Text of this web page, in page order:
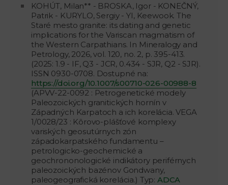
KOHÚT, Milan** - BROSKA, Igor - KONEČNÝ,
Patrik - KURYLO, Sergiy - YI, Keewook. The
Staré mesto granite: its dating and genetic
implications for the Variscan magmatism of
the Western Carpathians. In Mineralogy and
Petrology, 2026, vol. 120, no. 2, p. 395-413.
(2025: 1.9 - IF, Q3 - JCR, 0.434 - SJR, Q2 - SJR).
ISSN 0930-0708. Dostupné na:
https://doi.org/10.1007/s00710-026-00988-8
(APVV-22-0092 : Petrogenetické modely
Paleozoických granitických hornín v
Západných Karpatoch a ich korelácia. VEGA
1/0028/23 : Kôrovo-plášťové komplexy
variských geosutúrnych zón
západokarpatského fundamentu –
petrologicko-geochemické a
geochrononologické indikátory periférnych
paleozoických bazénov Gondwany,
paleogeografická korelácia.) Typ: ADCA